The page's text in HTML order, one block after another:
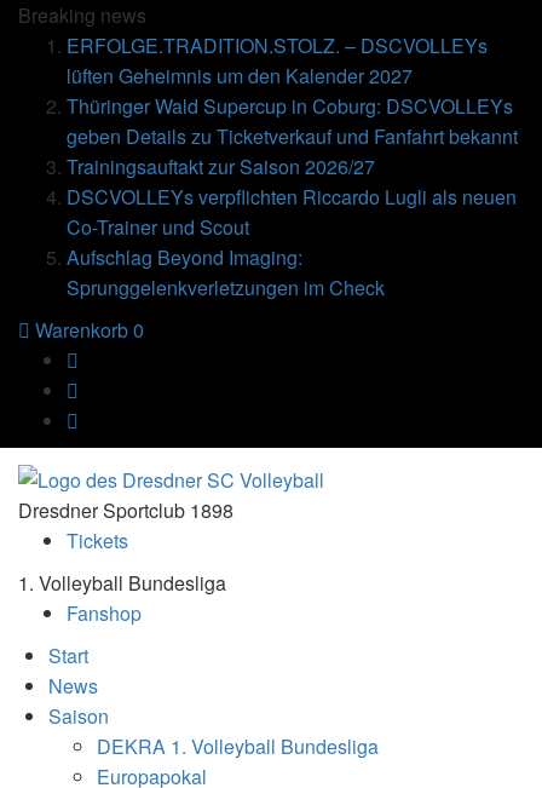
Breaking news
ERFOLGE.TRADITION.STOLZ. – DSCVOLLEYs
lüften Geheimnis um den Kalender 2027
Thüringer Wald Supercup in Coburg: DSCVOLLEYs
geben Details zu Ticketverkauf und Fanfahrt bekannt
Trainingsauftakt zur Saison 2026/27
DSCVOLLEYs verpflichten Riccardo Lugli als neuen
Co-Trainer und Scout
Aufschlag Beyond Imaging:
Sprunggelenkverletzungen im Check
Warenkorb0
Dresdner Sportclub 1898
Tickets
1. Volleyball Bundesliga
Fanshop
Start
News
Saison
DEKRA 1. Volleyball Bundesliga
Europapokal